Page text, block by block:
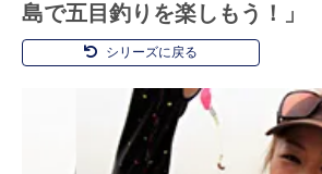
島で五目釣りを楽しもう！」
シリーズに戻る